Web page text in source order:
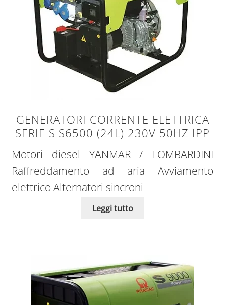
GENERATORI CORRENTE ELETTRICA
SERIE S S6500 (24L) 230V 50HZ IPP
Motori diesel YANMAR / LOMBARDINI
Raffreddamento ad aria Avviamento
elettrico Alternatori sincroni
Leggi tutto